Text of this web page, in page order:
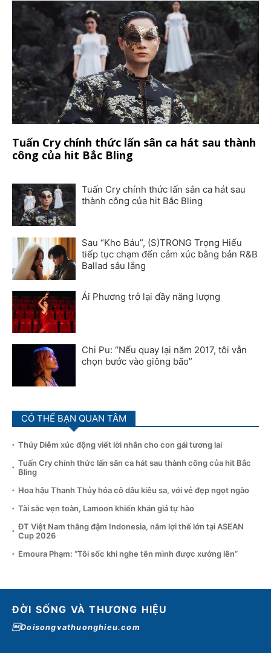
Tuấn Cry chính thức lấn sân ca hát sau thành
công của hit Bắc Bling
Tuấn Cry chính thức lấn sân ca hát sau
thành công của hit Bắc Bling
Sau “Kho Báu”, (S)TRONG Trọng Hiếu
tiếp tục chạm đến cảm xúc bằng bản R&B
Ballad sâu lắng
Ái Phương trở lại đầy năng lượng
Chi Pu: “Nếu quay lại năm 2017, tôi vẫn
chọn bước vào giông bão”
CÓ THỂ BẠN QUAN TÂM
Thúy Diễm xúc động viết lời nhắn cho con gái tương lai
Tuấn Cry chính thức lấn sân ca hát sau thành công của hit Bắc
Bling
Hoa hậu Thanh Thủy hóa cô dâu kiêu sa, với vẻ đẹp ngọt ngào
Tài sắc vẹn toàn, Lamoon khiến khán giả tự hào
ĐT Việt Nam thắng đậm Indonesia, nắm lợi thế lớn tại ASEAN
Cup 2026
Emoura Phạm: “Tôi sốc khi nghe tên mình được xướng lên”
ĐỜI SỐNG VÀ THƯƠNG HIỆU
Doisongvathuonghieu.com